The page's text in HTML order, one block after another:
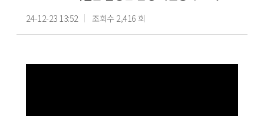
24-12-23 13:52 조회수 2,416 회